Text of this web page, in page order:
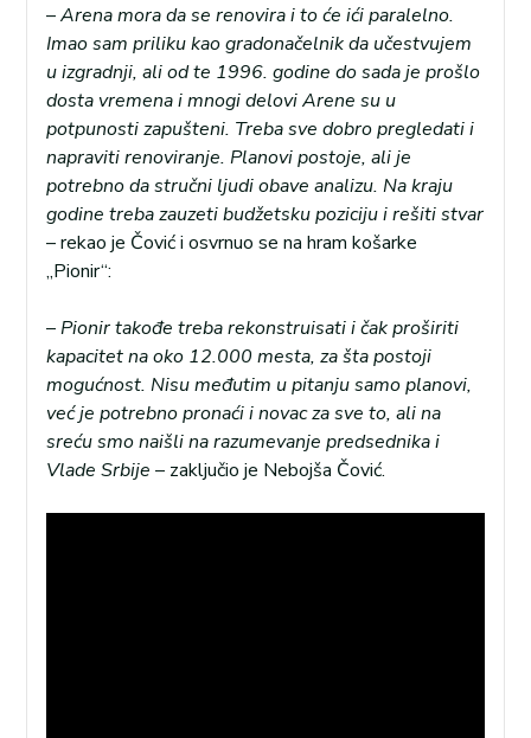
–Arena mora da se renovira i to će ići paralelno.
Imao sam priliku kao gradonačelnik da učestvujem
u izgradnji, ali od te 1996. godine do sada je prošlo
dosta vremena i mnogi delovi Arene su u
potpunosti zapušteni. Treba sve dobro pregledati i
napraviti renoviranje. Planovi postoje, ali je
potrebno da stručni ljudi obave analizu. Na kraju
godine treba zauzeti budžetsku poziciju i rešiti stvar
– rekao je Čović i osvrnuo se na hram košarke
„Pionir“:
–Pionir takođe treba rekonstruisati i čak proširiti
kapacitet na oko 12.000 mesta, za šta postoji
mogućnost. Nisu međutim u pitanju samo planovi,
već je potrebno pronaći i novac za sve to, ali na
sreću smo naišli na razumevanje predsednika i
Vlade Srbije – zaključio je Nebojša Čović.